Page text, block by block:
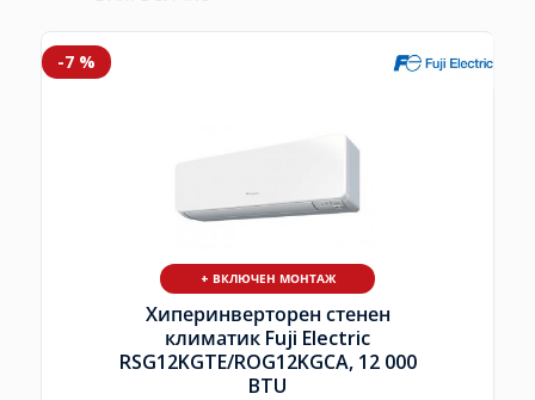
-7 %
+ ВКЛЮЧЕН МОНТАЖ
Хиперинверторен стенен
климатик Fuji Electric
RSG12KGTE/ROG12KGCA, 12 000
BTU